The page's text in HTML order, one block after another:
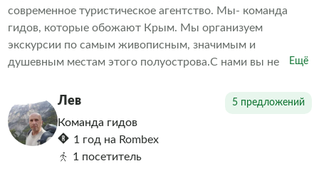
современное туристическое агентство. Мы- команда
гидов, которые обожают Крым. Мы организуем
экскурсии по самым живописным, значимым и
душевным местам этого полуострова.С нами вы не
акцент на живом общении, увлекательных рассказах,
проверенных маршрутах и искренней заботе о каждом
госте. В наших турах нет места спешке и формальности-
только тепло, уважение к истории и комфорт. Мы знаем,
как удивить даже тех, кто бывал в Крыму не раз, и умеем
Ещё
Лев 5 предложений
Команда гидов
1 год на Rombex
1 посетитель